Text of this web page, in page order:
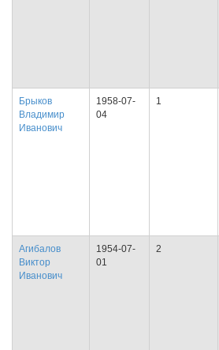
Брыков
Владимир
Иванович
1958-07-
04
1
Агибалов
Виктор
Иванович
1954-07-
01
2